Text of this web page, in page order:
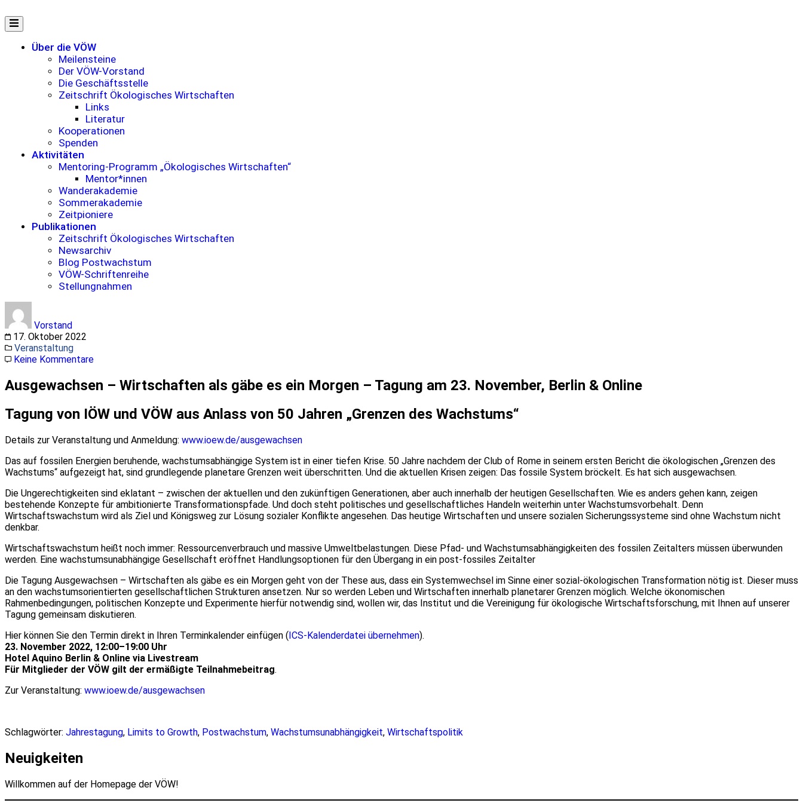
Inhalt
springen
Über die VÖW
Meilensteine
Der VÖW-Vorstand
Die Geschäftsstelle
Zeitschrift Ökologisches Wirtschaften
Links
Literatur
Kooperationen
Spenden
Aktivitäten
Mentoring-Programm „Ökologisches Wirtschaften“
Mentor*innen
Wanderakademie
Sommerakademie
Zeitpioniere
Publikationen
Zeitschrift Ökologisches Wirtschaften
Newsarchiv
Blog Postwachstum
VÖW-Schriftenreihe
Stellungnahmen
Vorstand
17. Oktober 2022
Veranstaltung
Keine Kommentare
Ausgewachsen – Wirtschaften als gäbe es ein Morgen – Tagung am 23. November, Berlin & Online
Tagung von IÖW und VÖW aus Anlass von 50 Jahren „Grenzen des Wachstums“
Details zur Veranstaltung und Anmeldung: www.ioew.de/ausgewachsen
Das auf fossilen Energien beruhende, wachstumsabhängige System ist in einer tiefen Krise. 50 Jahre nachdem der Club of Rome in seinem ersten Bericht die ökologischen „Grenzen des
Wachstums“ aufgezeigt hat, sind grundlegende planetare Grenzen weit überschritten. Und die aktuellen Krisen zeigen: Das fossile System bröckelt. Es hat sich ausgewachsen.
Die Ungerechtigkeiten sind eklatant – zwischen der aktuellen und den zukünftigen Generationen, aber auch innerhalb der heutigen Gesellschaften. Wie es anders gehen kann, zeigen
bestehende Konzepte für ambitionierte Transformationspfade. Und doch steht politisches und gesellschaftliches Handeln weiterhin unter Wachstumsvorbehalt. Denn
Wirtschaftswachstum wird als Ziel und Königsweg zur Lösung sozialer Konflikte angesehen. Das heutige Wirtschaften und unsere sozialen Sicherungssysteme sind ohne Wachstum nicht
denkbar.
Wirtschaftswachstum heißt noch immer: Ressourcenverbrauch und massive Umweltbelastungen. Diese Pfad- und Wachstumsabhängigkeiten des fossilen Zeitalters müssen überwunden
werden. Eine wachstumsunabhängige Gesellschaft eröffnet Handlungsoptionen für den Übergang in ein post-fossiles Zeitalter
Die Tagung Ausgewachsen – Wirtschaften als gäbe es ein Morgen geht von der These aus, dass ein Systemwechsel im Sinne einer sozial-ökologischen Transformation nötig ist. Dieser muss
an den wachstumsorientierten gesellschaftlichen Strukturen ansetzen. Nur so werden Leben und Wirtschaften innerhalb planetarer Grenzen möglich. Welche ökonomischen
Rahmenbedingungen, politischen Konzepte und Experimente hierfür notwendig sind, wollen wir, das Institut und die Vereinigung für ökologische Wirtschaftsforschung, mit Ihnen auf unserer
Tagung gemeinsam diskutieren.
Hier können Sie den Termin direkt in Ihren Terminkalender einfügen (ICS-Kalenderdatei übernehmen).
23. November 2022, 12:00–19:00 Uhr
Hotel Aquino Berlin & Online via Livestream
Für Mitglieder der VÖW gilt der ermäßigte Teilnahmebeitrag.
Zur Veranstaltung: www.ioew.de/ausgewachsen
Schlagwörter: Jahrestagung, Limits to Growth, Postwachstum, Wachstumsunabhängigkeit, Wirtschaftspolitik
Neuigkeiten
Willkommen auf der Homepage der VÖW!